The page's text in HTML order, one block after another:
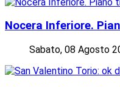
Nocera Inferiore.
Sabato, 08 Agosto